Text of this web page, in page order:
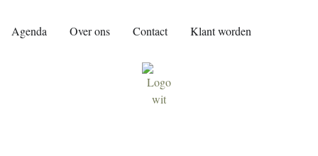
Agenda Over ons Contact Klant worden